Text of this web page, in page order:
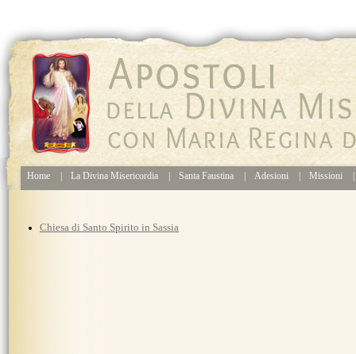
Home La Divina Misericordia Santa Faustina Adesioni Missioni
Chiesa di Santo Spirito in Sassia